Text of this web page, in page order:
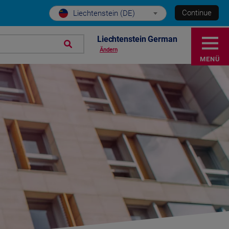
Liechtenstein (DE) Continue
Liechtenstein German
Ändern
MENÜ